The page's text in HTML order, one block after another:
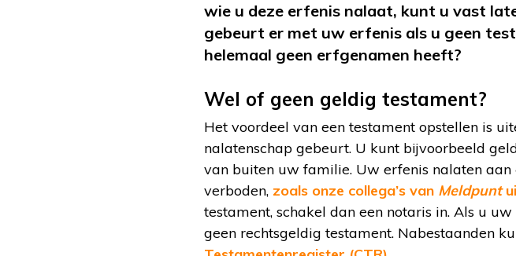
wie u deze erfenis nalaat, kunt u vast
gebeurt er met uw erfenis als u geen
helemaal geen erfgenamen heeft?
Wel of geen geldig testament?
Het voordeel van een testament opstellen is
nalatenschap gebeurt. U kunt bijvoorbeeld
van buiten uw familie. Uw erfenis nalaten
verboden, zoals onze collega’s van Meldpunt
testament, schakel dan een notaris in. Als u
geen rechtsgeldig testament. Nabestaanden